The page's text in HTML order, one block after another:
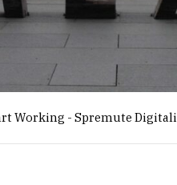
Working - Spremute Digitali